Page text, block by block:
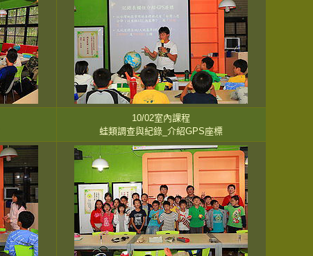
10/02室內課程
蛙類調查與紀錄_介紹GPS座標